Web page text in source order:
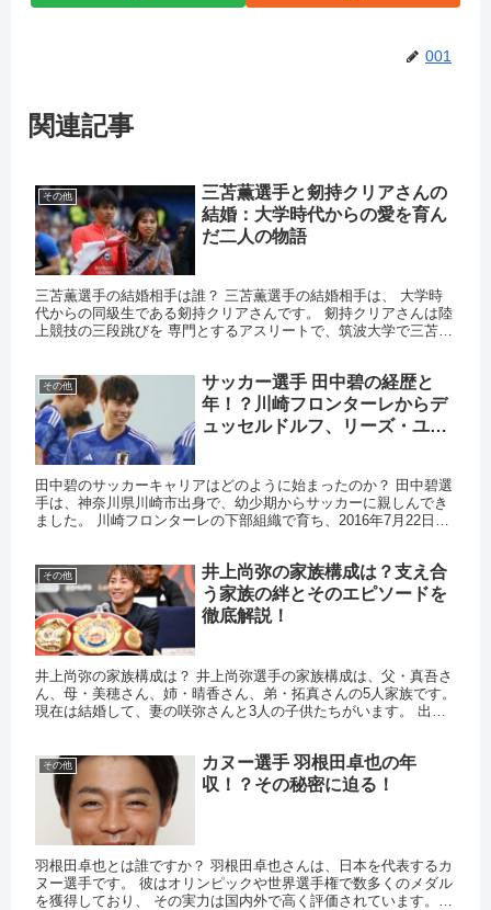
001
関連記事
その他
三苫薫選手と剱持クリアさんの
結婚：大学時代からの愛を育ん
だ二人の物語
三苫薫選手の結婚相手は誰？ 三苫薫選手の結婚相手は、 大学時
代からの同級生である剱持クリアさんです。 剱持クリアさんは陸
上競技の三段跳びを 専門とするアスリートで、筑波大学で三苫選
その他
サッカー選手 田中碧の経歴と
年！？川崎フロンターレからデ
ュッセルドルフ、リーズ・ユナ
田中碧のサッカーキャリアはどのように始まったのか？ 田中碧選
手は、神奈川県川崎市出身で、幼少期からサッカーに親しんでき
ました。 川崎フロンターレの下部組織で育ち、2016年7月22日に
その他
井上尚弥の家族構成は？支え合
う家族の絆とそのエピソードを
徹底解説！
井上尚弥の家族構成は？ 井上尚弥選手の家族構成は、父・真吾さ
ん、母・美穂さん、姉・晴香さん、弟・拓真さんの5人家族です。
現在は結婚して、妻の咲弥さんと3人の子供たちがいます。 出版
その他
カヌー選手 羽根田卓也の年
収！？その秘密に迫る！
羽根田卓也とは誰ですか？ 羽根田卓也さんは、日本を代表するカ
ヌー選手です。 彼はオリンピックや世界選手権で数多くのメダル
を獲得しており、 その実力は国内外で高く評価されています。